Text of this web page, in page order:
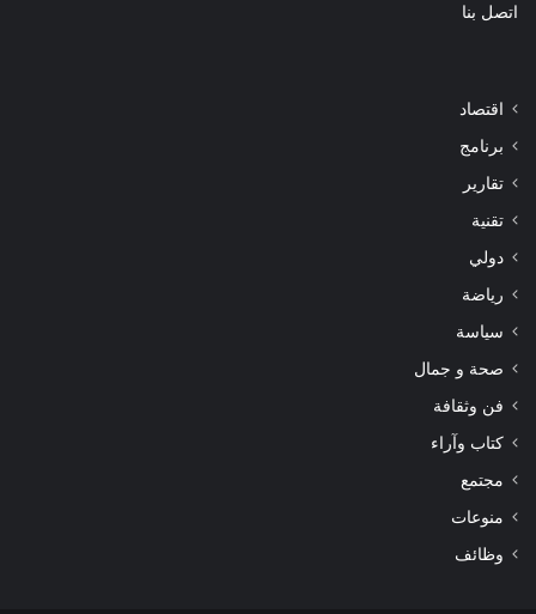
اتصل بنا
اقتصاد
برنامج
تقارير
تقنية
دولي
رياضة
سياسة
صحة و جمال
فن وثقافة
كتاب وآراء
مجتمع
منوعات
وظائف